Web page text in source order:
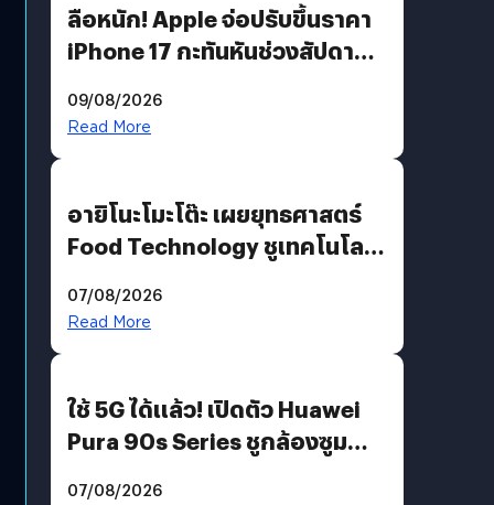
ลือหนัก! Apple จ่อปรับขึ้นราคา
iPhone 17 กะทันหันช่วงสัปดาห์ที่
09/08/2026
Read More
อายิโนะโมะโต๊ะ เผยยุทธศาสตร์
Food Technology ชูเทคโนโลยี
บริโภคและ B2B
07/08/2026
Read More
ใช้ 5G ได้แล้ว! เปิดตัว Huawei
Pura 90s Series ชูกล้องซูม
07/08/2026